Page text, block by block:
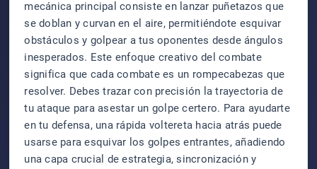
mecánica principal consiste en lanzar puñetazos que
se doblan y curvan en el aire, permitiéndote esquivar
obstáculos y golpear a tus oponentes desde ángulos
inesperados. Este enfoque creativo del combate
significa que cada combate es un rompecabezas que
resolver. Debes trazar con precisión la trayectoria de
tu ataque para asestar un golpe certero. Para ayudarte
en tu defensa, una rápida voltereta hacia atrás puede
usarse para esquivar los golpes entrantes, añadiendo
una capa crucial de estrategia, sincronización y